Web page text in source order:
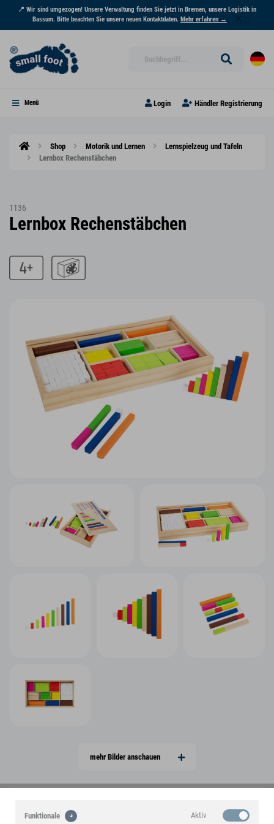
📍 Wir sind umgezogen! Unsere Verwaltung finden Sie jetzt in Bremen, unsere Logistik in
Bassum. Bitte beachten Sie unsere neuen Kontaktdaten. Mehr erfahren →
Menü Login Händler Registrierung
Shop Motorik und Lernen
Lernspielzeug und Tafeln
Lernbox Rechenstäbchen
1136
Lernbox Rechenstäbchen
mehr Bilder anschauen
Funktionale Aktiv